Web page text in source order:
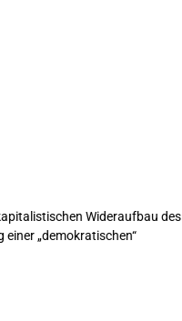
Wideraufbau des
„demokratischen“